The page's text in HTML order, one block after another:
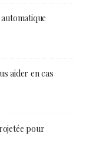
aider en cas
pour